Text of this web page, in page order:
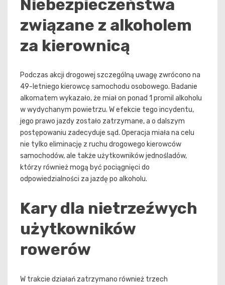
Niebezpieczeństwa
związane z alkoholem
za kierownicą
Podczas akcji drogowej szczególną uwagę zwrócono na
49-letniego kierowcę samochodu osobowego. Badanie
alkomatem wykazało, że miał on ponad 1 promil alkoholu
w wydychanym powietrzu. W efekcie tego incydentu,
jego prawo jazdy zostało zatrzymane, a o dalszym
postępowaniu zadecyduje sąd. Operacja miała na celu
nie tylko eliminację z ruchu drogowego kierowców
samochodów, ale także użytkowników jednośladów,
którzy również mogą być pociągnięci do
odpowiedzialności za jazdę po alkoholu.
Kary dla nietrzeźwych
użytkowników
rowerów
W trakcie działań zatrzymano również trzech